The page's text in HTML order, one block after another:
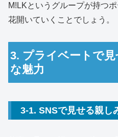
M!LKというグループが持つ
花開いていくことでしょう。
3. プライベートで
な魅力
3-1. SNSで見せる親し